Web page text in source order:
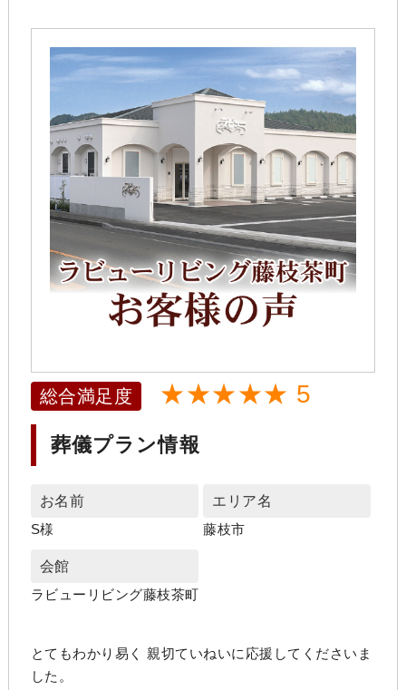
総合満足度 ★★★★★ 5
葬儀プラン情報
お名前
S様
エリア名
藤枝市
会館
ラビューリビング藤枝茶町
とてもわかり易く 親切ていねいに応援してくださいま
した。